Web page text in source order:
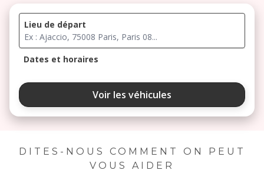
Lieu de départ
Dates et horaires
août 2026
ma me
3 4 5 6 7
Voir les véhicules
DITES-NOUS COMMENT ON PEUT
VOUS AIDER